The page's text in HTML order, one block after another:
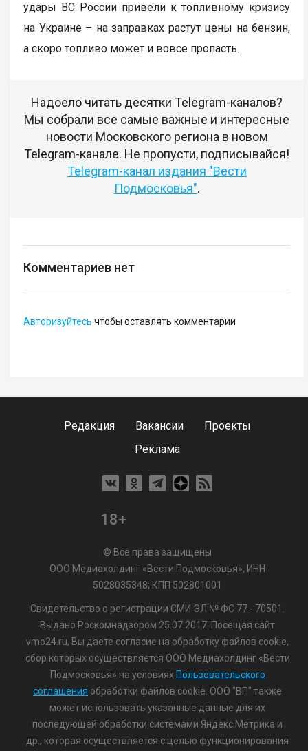
удары ВС России привели к топливному кризису
на Украине – на заправках растут цены на бензин,
а скоро топливо может и вовсе пропасть.
Надоело читать десятки Telegram-каналов?
Мы собрали все самые важные и интересные
новости Московского региона в новом
Telegram-канале. Не пропусти, подписывайся!
Telegram-канал издания "Вести
Подмосковья".
Комментариев нет
Авторизуйтесь чтобы оставлять комментарии
Редакция Вакансии
Проекты
Реклама
18+
© Все права защищены
ООО Медиахолдинг «Вести Подмосковья», ИНН
5028035348; КПП 502801001
Свидетельство о регистрации СМИ ЭЛ № ФС 77 - 70501.
Выдано Роскомнадзором 25.07.2017. Посещая сайт
vmo24.ru, Вы даете согласие на обработку файлов cookie,
сбор которых осуществляется ООО Медиахолдинг «Вести
Подмосковья» на условиях Пользовательского
соглашения обработки файлов cookie. ООО "ВП" также
может использовать указанные данные для их
последующей обработки системами Яндекс.Метрика и
др., которая осуществляется с целью функционирования